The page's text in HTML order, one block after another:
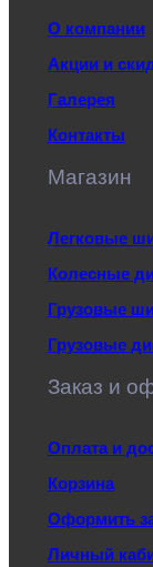
О компании
Акции и
Галерея
Контакты
Магазин
Легковые
Колесные
Грузовые
Грузовые
Заказ и
Оплата и
Корзина
Оформить
Личный